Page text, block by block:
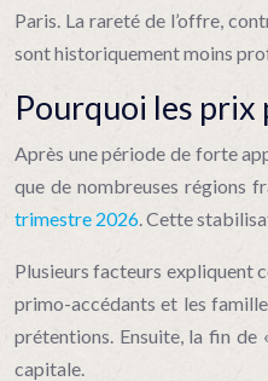
Paris. La rareté de l’offre,
sont historiquement moins
Pourquoi les prix
Après une période de forte
que de nombreuses régions
trimestre 2026. Cette
Plusieurs facteurs expliquent
primo-accédants et les
prétentions. Ensuite, la fin de
capitale.